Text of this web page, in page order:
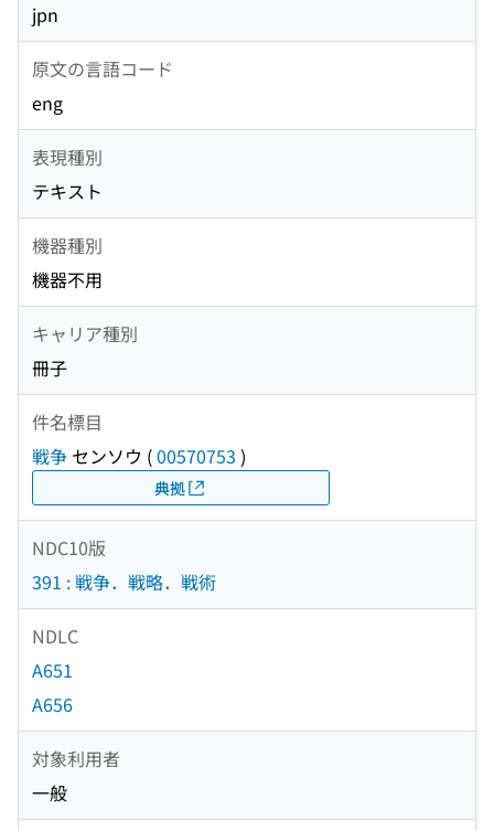
jpn
原文の言語コード
eng
表現種別
テキスト
機器種別
機器不用
キャリア種別
冊子
件名標目
戦争 センソウ (00570753 )
典拠
NDC10版
391 : 戦争．戦略．戦術
NDLC
A651
A656
対象利用者
一般